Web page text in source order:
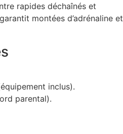
rapides déchaînés et
montées d’adrénaline et
inclus).
parental).